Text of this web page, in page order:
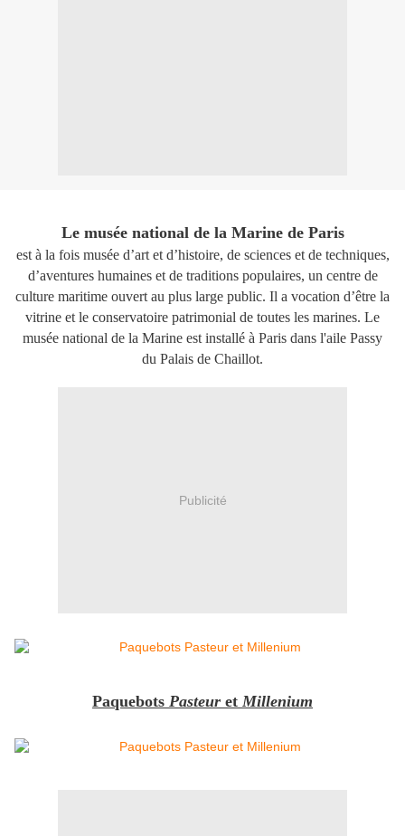
Le musée national de la Marine de Paris
est à la fois musée d’art et d’histoire, de sciences et de techniques,
d’aventures humaines et de traditions populaires, un centre de
culture maritime ouvert au plus large public. Il a vocation d’être la
vitrine et le conservatoire patrimonial de toutes les marines. ​Le
musée national de la Marine est installé à Paris dans l'aile Passy
du Palais de Chaillot.
Publicité
Paquebots Pasteur et Millenium